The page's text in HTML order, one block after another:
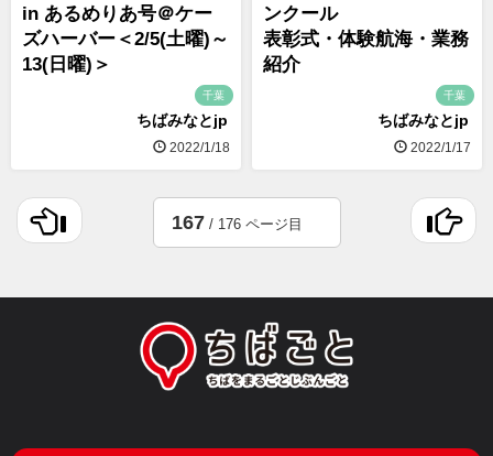
in あるめりあ号＠ケー
ズハーバー＜2/5(土曜)～
13(日曜)＞
千葉
ちばみなとjp
2022/1/18
ンクール
表彰式・体験航海・業務
紹介
千葉
ちばみなとjp
2022/1/17
167 / 176 ページ目